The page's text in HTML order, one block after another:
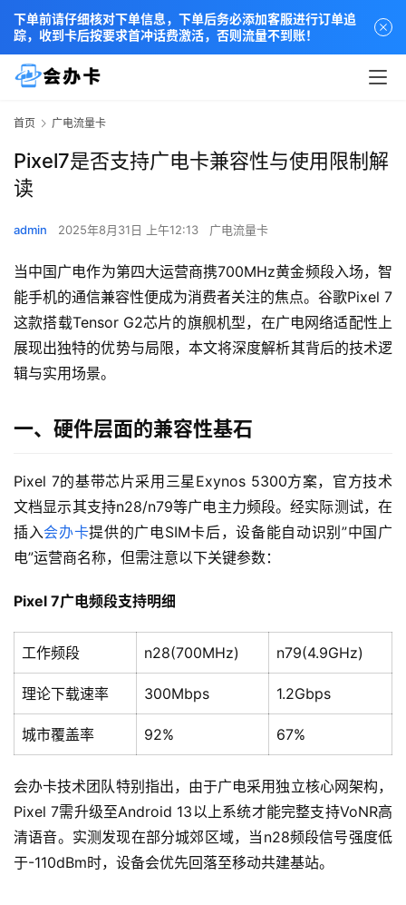
首页 广电流量卡
Pixel7是否支持广电卡兼容性与使用限制解
读
admin 2025年8月31日 上午12:13 广电流量卡
当中国广电作为第四大运营商携700MHz黄金频段入场，智
能手机的通信兼容性便成为消费者关注的焦点。谷歌Pixel 7
这款搭载Tensor G2芯片的旗舰机型，在广电网络适配性上
展现出独特的优势与局限，本文将深度解析其背后的技术逻
辑与实用场景。
一、硬件层面的兼容性基石
Pixel 7的基带芯片采用三星Exynos 5300方案，官方技术
文档显示其支持n28/n79等广电主力频段。经实际测试，在
插入会办卡提供的广电SIM卡后，设备能自动识别”中国广
电”运营商名称，但需注意以下关键参数：
Pixel 7广电频段支持明细
工作频段 n28(700MHz) n79(4.9GHz)
理论下载速率 300Mbps 1.2Gbps
城市覆盖率 92% 67%
会办卡技术团队特别指出，由于广电采用独立核心网架构，
Pixel 7需升级至Android 13以上系统才能完整支持VoNR高
清语音。实测发现在部分城郊区域，当n28频段信号强度低
于-110dBm时，设备会优先回落至移动共建基站。
下单前请仔细核对下单信息，下单后务必添加客服进行订单追
踪，收到卡后按要求首冲话费激活，否则流量不到账！